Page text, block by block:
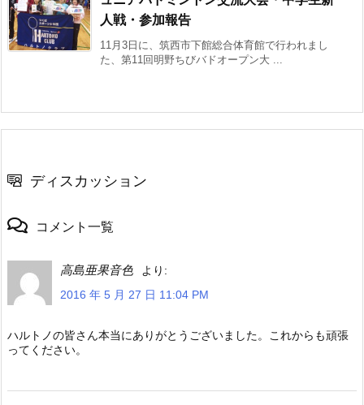
人戦・参加報告
11月3日に、筑西市下館総合体育館で行われまし
た、第11回明野ちびバドオープン大 ...
ディスカッション
コメント一覧
高島亜果音色
より:
2016 年 5 月 27 日 11:04 PM
ハルトノの皆さん本当にありがとうございました。これからも頑張
ってください。